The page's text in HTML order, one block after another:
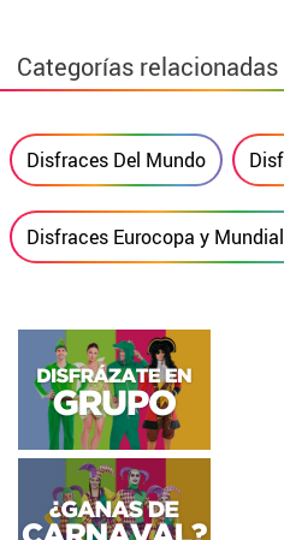
Categorías relacionadas
Disfraces Del Mundo
Disfraces Eurocopa y